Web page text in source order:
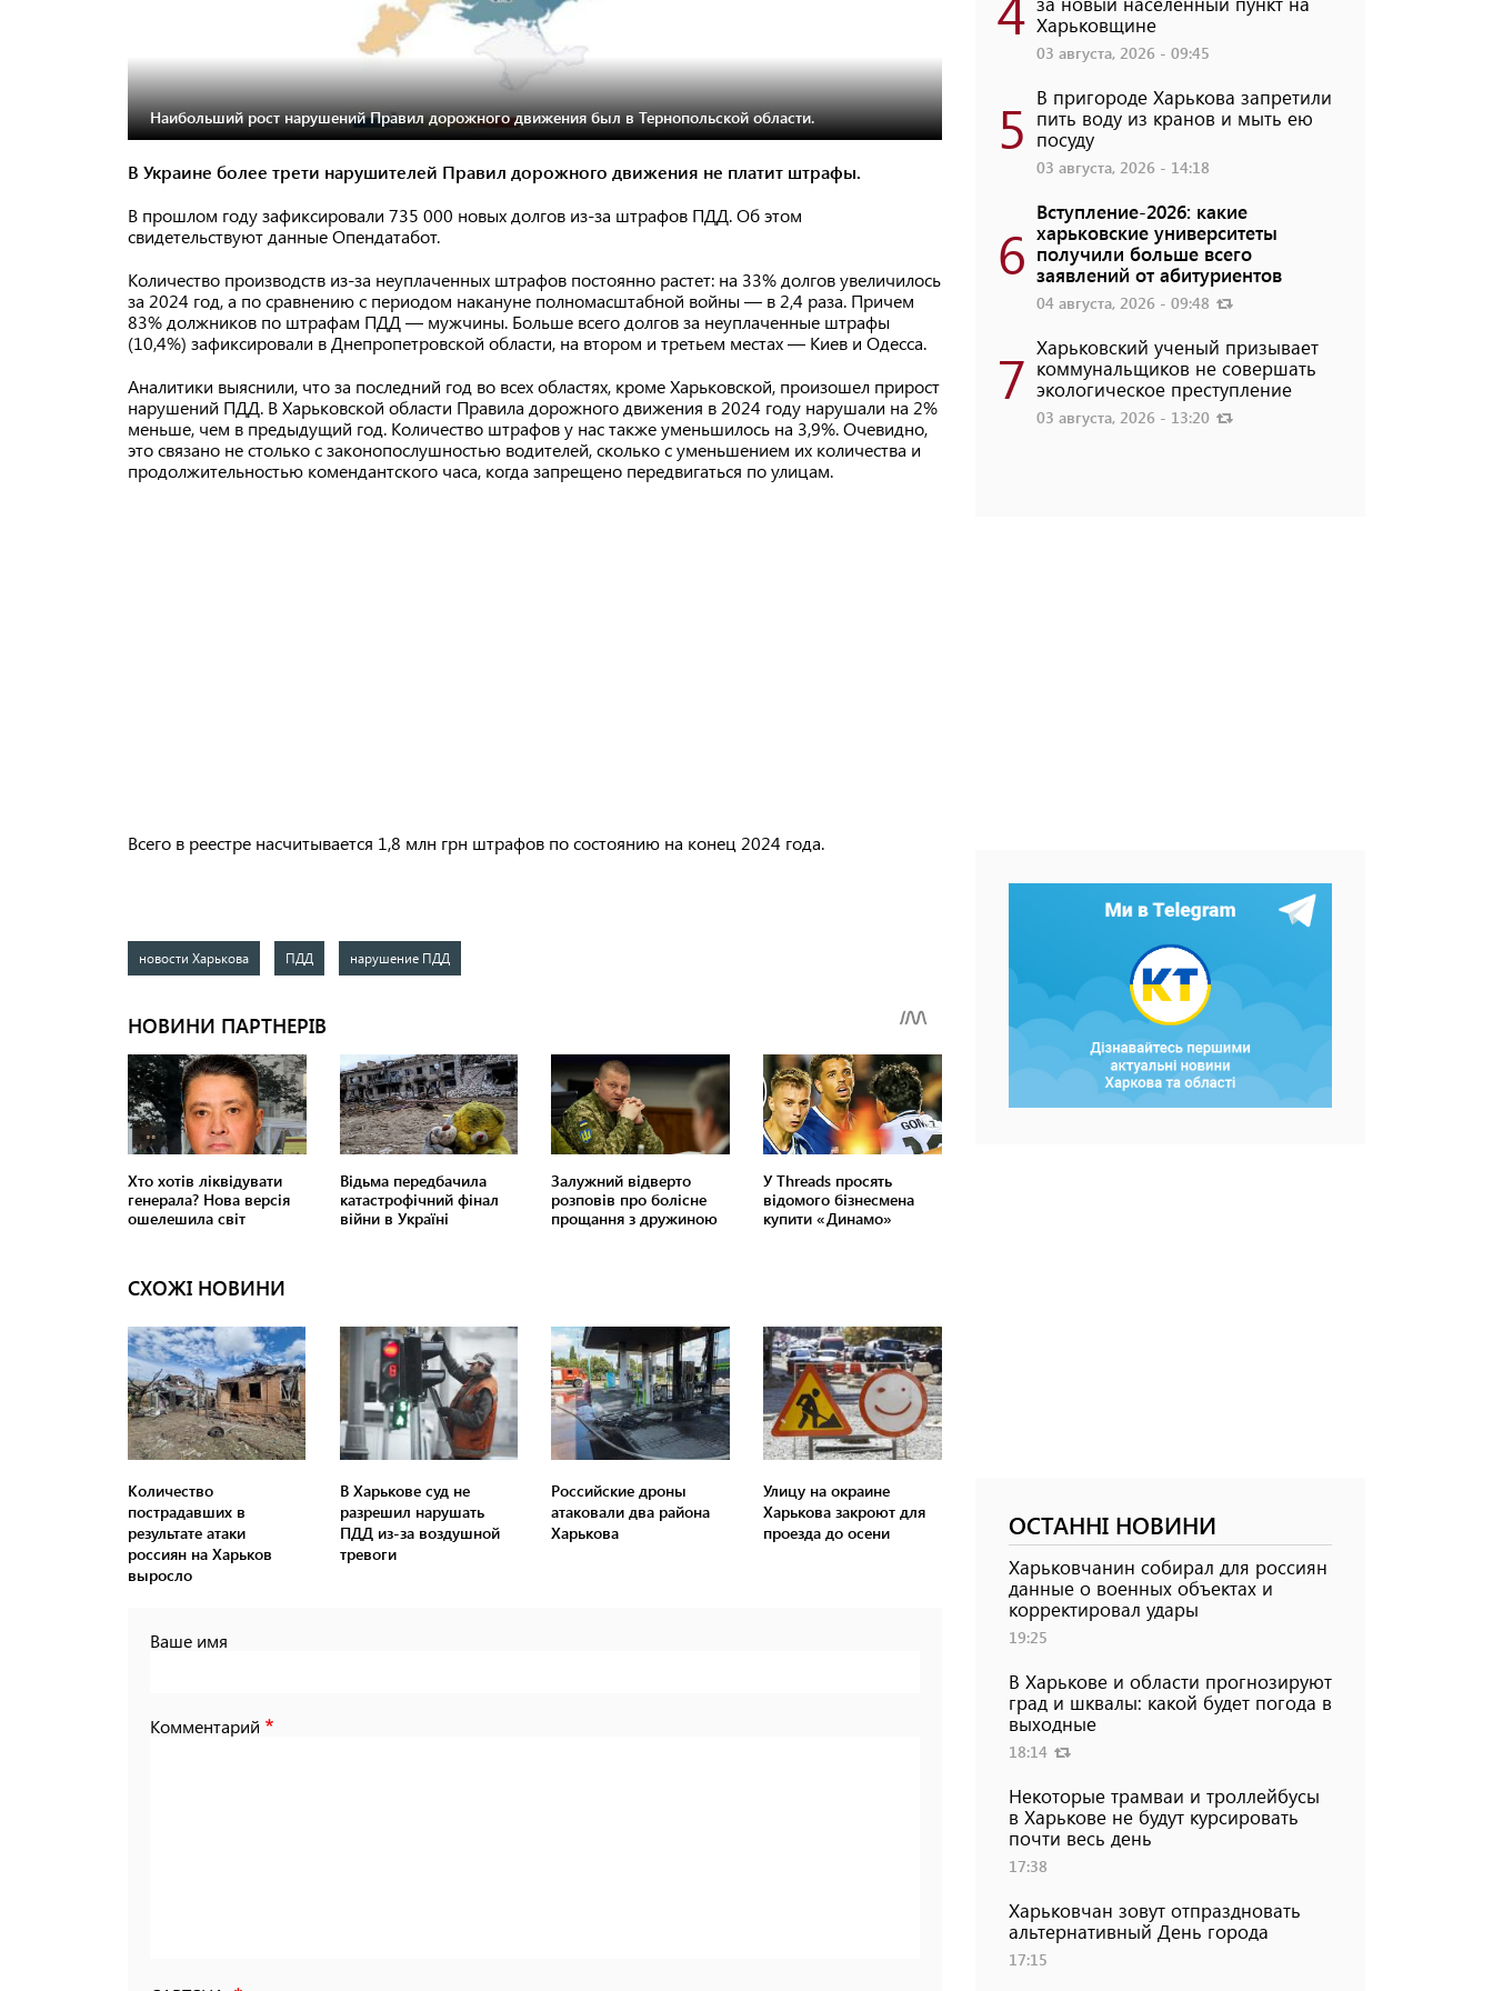
Наибольший рост нарушений Правил дорожного движения был в Тернопольской области.
В Украине более трети нарушителей Правил дорожного движения не платит штрафы.
В прошлом году зафиксировали 735 000 новых долгов из-за штрафов ПДД. Об этом
свидетельствуют данные Опендатабот.
Количество производств из-за неуплаченных штрафов постоянно растет: на 33% долгов увеличилось
за 2024 год, а по сравнению с периодом накануне полномасштабной войны — в 2,4 раза. Причем
83% должников по штрафам ПДД — мужчины. Больше всего долгов за неуплаченные штрафы
(10,4%) зафиксировали в Днепропетровской области, на втором и третьем местах — Киев и Одесса.
Аналитики выяснили, что за последний год во всех областях, кроме Харьковской, произошел прирост
нарушений ПДД. В Харьковской области Правила дорожного движения в 2024 году нарушали на 2%
меньше, чем в предыдущий год. Количество штрафов у нас также уменьшилось на 3,9%. Очевидно,
это связано не столько с законопослушностью водителей, сколько с уменьшением их количества и
продолжительностью комендантского часа, когда запрещено передвигаться по улицам.
Всего в реестре насчитывается 1,8 млн грн штрафов по состоянию на конец 2024 года.
новости Харькова ПДД нарушение ПДД
СХОЖІ НОВИНИ
Количество
пострадавших в
результате атаки
россиян на Харьков
выросло
В Харькове суд не
разрешил нарушать
ПДД из-за воздушной
тревоги
Российские дроны
атаковали два района
Харькова
Улицу на окраине
Харькова закроют для
проезда до осени
Ваше имя
Комментарий
Харьковщине
03 августа, 2026 - 09:45
5 В пригороде Харькова запретили
пить воду из кранов и мыть ею
посуду
03 августа, 2026 - 14:18
6
Вступление-2026: какие
харьковские университеты
получили больше всего
заявлений от абитуриентов
04 августа, 2026 - 09:48
7 Харьковский ученый призывает
коммунальщиков не совершать
экологическое преступление
03 августа, 2026 - 13:20
ОСТАННІ НОВИНИ
Харьковчанин собирал для россиян
данные о военных объектах и ​​
корректировал удары
19:25
В Харькове и области прогнозируют
град и шквалы: какой будет погода в
выходные
18:14
Некоторые трамваи и троллейбусы
в Харькове не будут курсировать
почти весь день
17:38
Харьковчан зовут отпраздновать
альтернативный День города
17:15